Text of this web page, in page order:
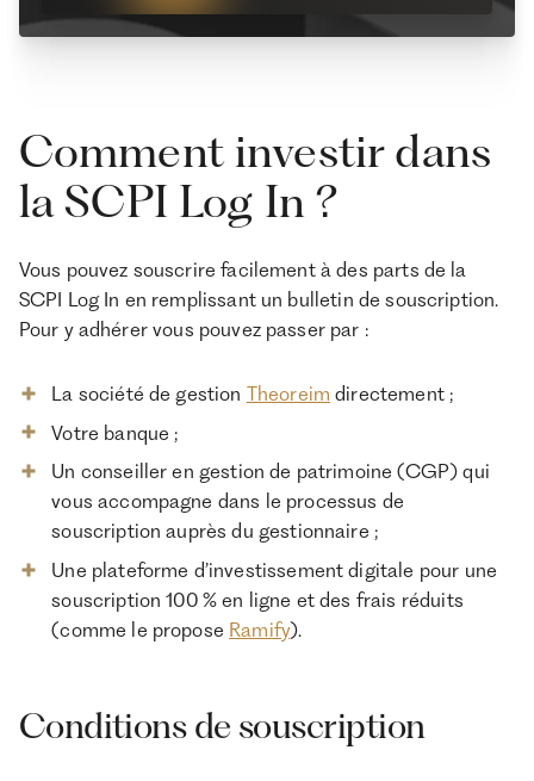
Comment investir dans
la SCPI Log In ?
Vous pouvez souscrire facilement à des parts de la
SCPI Log In en remplissant un bulletin de souscription.
Pour y adhérer vous pouvez passer par :
La société de gestion Theoreim directement ;
Votre banque ;
Un conseiller en gestion de patrimoine (CGP) qui
vous accompagne dans le processus de
souscription auprès du gestionnaire ;
Une plateforme d’investissement digitale pour une
souscription 100 % en ligne et des frais réduits
(comme le propose Ramify).
Conditions de souscription